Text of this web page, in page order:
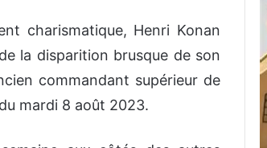
charismatique, Henri Konan
la disparition brusque de son
commandant supérieur de
mardi 8 août 2023.